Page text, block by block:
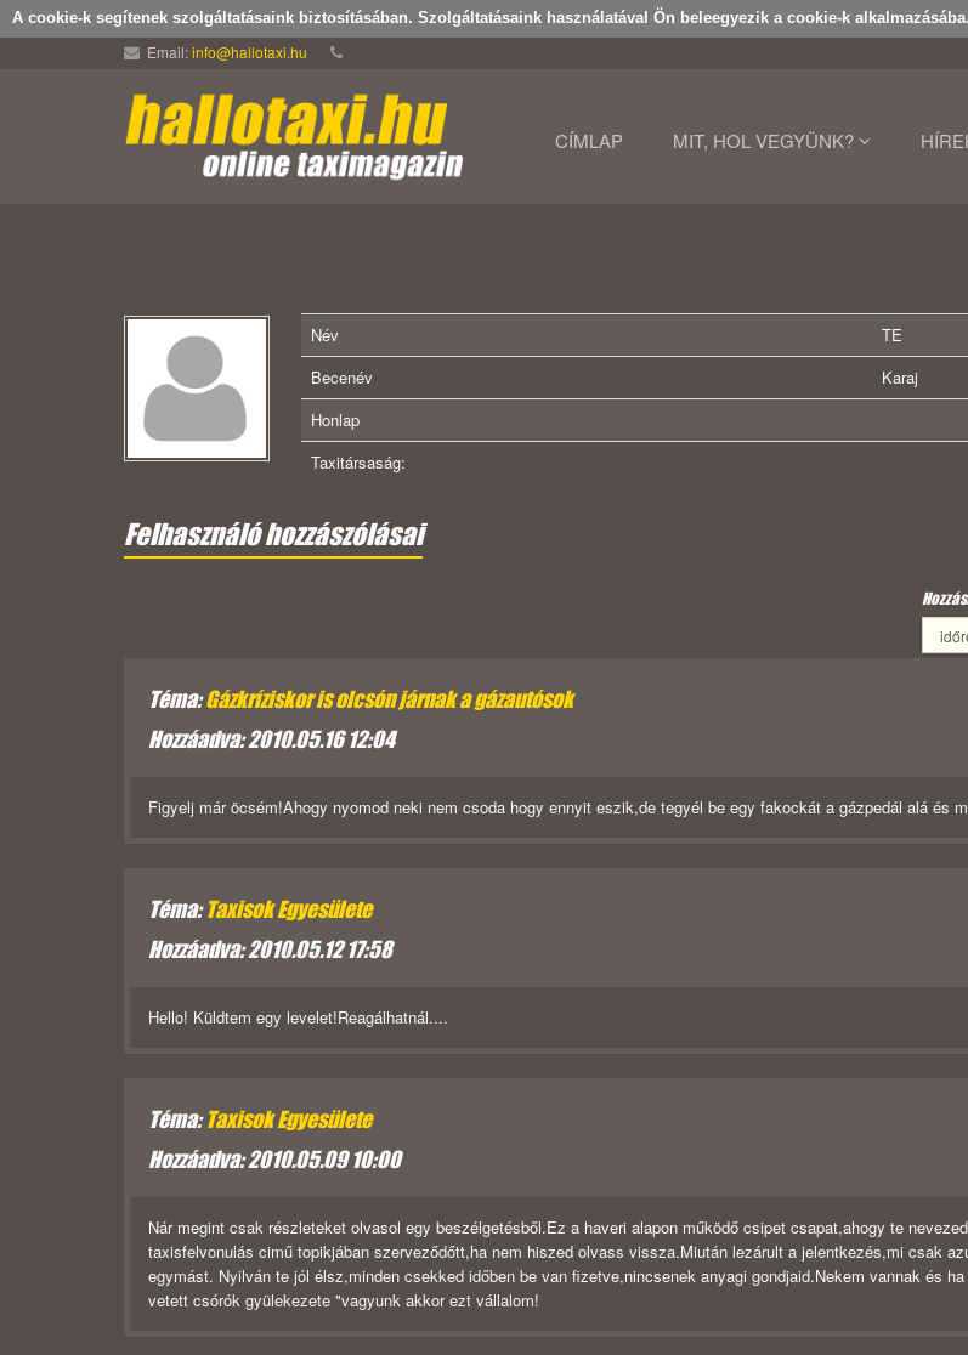
A cookie-k segítenek szolgáltatásaink biztosításában. Szolgáltatásaink használatával Ön beleegyezik a cookie-k alkalmazásába.
Email:info@hallotaxi.hu
CÍMLAP MIT, HOL VEGYÜNK?
Név
TE
Becenév
Karaj
Honlap
Taxitársaság:
Felhasználó hozzászólásai
Téma:Gázkríziskor is olcsón járnak a gázautósok
Hozzáadva: 2010.05.16 12:04
Figyelj már öcsém!Ahogy nyomod neki nem csoda hogy ennyit eszik,de tegyél be egy fakockát a gázpedál alá és
Téma:Taxisok Egyesülete
Hozzáadva: 2010.05.12 17:58
Hello! Küldtem egy levelet!Reagálhatnál....
Téma:Taxisok Egyesülete
Hozzáadva: 2010.05.09 10:00
Nár megint csak részleteket olvasol egy beszélgetésből.Ez a haveri alapon működő csipet csapat,ahogy te
taxisfelvonulás cimű topikjában szerveződőtt,ha nem hiszed olvass vissza.Miután lezárult a jelentkezés,mi csak
egymást. Nyilván te jól élsz,minden csekked időben be van fizetve,nincsenek anyagi gondjaid.Nekem vannak és
vetett csórók gyülekezete "vagyunk akkor ezt vállalom!